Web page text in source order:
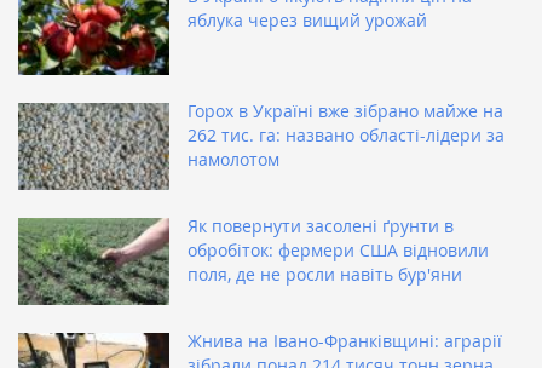
яблука через вищий урожай
Горох в Україні вже зібрано майже на
262 тис. га: названо області-лідери за
намолотом
Як повернути засолені ґрунти в
обробіток: фермери США відновили
поля, де не росли навіть бур'яни
Жнива на Івано-Франківщині: аграрії